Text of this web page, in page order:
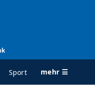
Sport mehr ☰